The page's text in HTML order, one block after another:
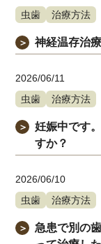
虫歯
治療方法
＞ 神経温存治
2026/06/11
虫歯
治療方法
＞
妊娠中です
すか？
2026/06/10
虫歯
治療方法
＞
急患で別の